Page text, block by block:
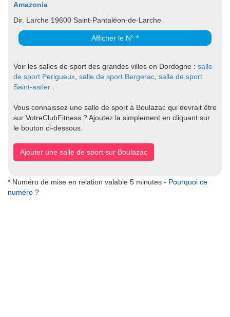
Amazonia
Dir. Larche 19600 Saint-Pantaléon-de-Larche
Afficher le N° *
Voir les salles de sport des grandes villes en Dordogne : salle
de sport Perigueux salle de sport Bergerac salle de sport
Saint-astier
Vous connaissez une salle de sport à Boulazac qui devrait être
sur VotreClubFitness ? Ajoutez la simplement en cliquant sur
le bouton ci-dessous.
Ajouter une salle de sport sur Boulazac
* Numéro de mise en relation valable 5 minutes - Pourquoi ce
numéro ?